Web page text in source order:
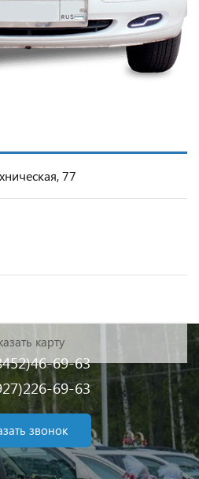
77
карту
69-63
69-63
звонок